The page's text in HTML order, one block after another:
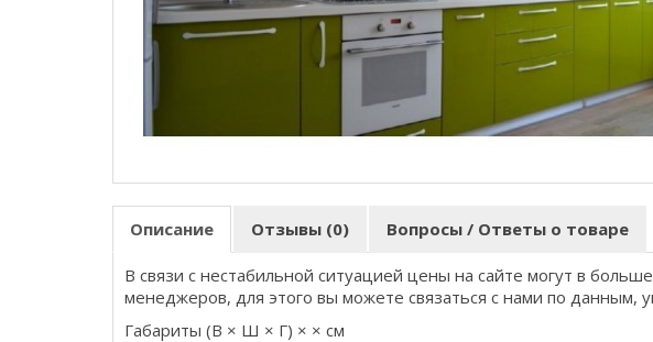
Описание Отзывы (0) Вопросы / Ответы о товаре
В связи с нестабильной ситуацией цены на сайте могут в
менеджеров, для этого вы можете связаться с нами по данным,
Габариты (В × Ш × Г) × × см